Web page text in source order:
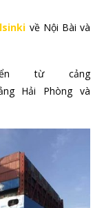
về Nội Bài và
từ cảng
Hải Phòng và